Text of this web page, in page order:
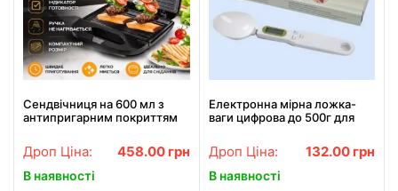
Сендвічниця на 600 мл з
антипригарним покриттям
Дроп Ціна: 458.00 грн
В наявності
Електронна мірна ложка-
ваги цифрова до 500г для
Дроп Ціна: 132.00 грн
В наявності